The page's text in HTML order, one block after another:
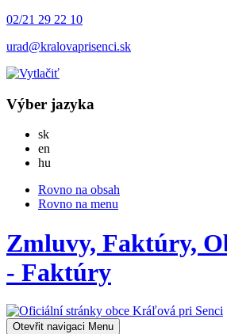
02/21 29 22 10
urad@kralovaprisenci.sk
Výber jazyka
skSlovensky
en
hu
Rovno na obsah
Rovno na menu
Zmluvy, Faktúry,
- Faktúry
Otevřit navigaci Menu